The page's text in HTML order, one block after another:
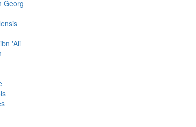
Georg
'Ali